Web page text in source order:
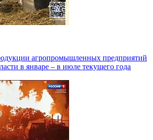
агропромышленных предприятий
в январе – в июле текущего года